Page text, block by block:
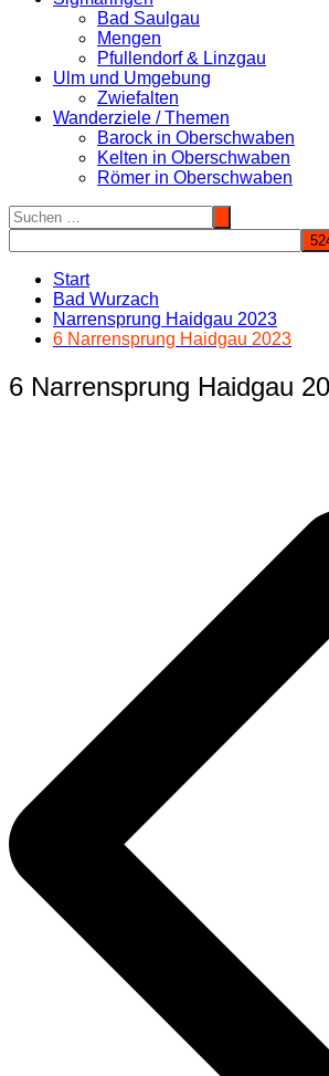
Bad Saulgau
Mengen
Pfullendorf & Linzgau
Ulm und Umgebung
Zwiefalten
Wanderziele / Themen
Barock in Oberschwaben
Kelten in Oberschwaben
Römer in Oberschwaben
Start
Bad Wurzach
Narrensprung Haidgau 2023
6 Narrensprung Haidgau 2023
6 Narrensprung Haidgau